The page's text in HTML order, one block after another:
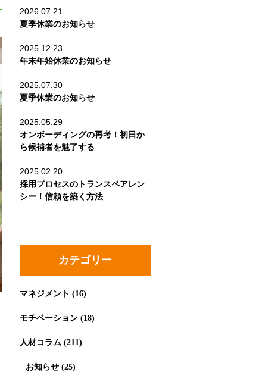
2026.07.21
夏季休業のお知らせ
2025.12.23
年末年始休業のお知らせ
2025.07.30
夏季休業のお知らせ
2025.05.29
オンボーディングの再考！初日か
ら候補者を魅了する
2025.02.20
採用プロセスのトランスペアレン
シー！信頼を築く方法
カテゴリー
マネジメント (16)
モチベーション (18)
人材コラム (211)
お知らせ (25)